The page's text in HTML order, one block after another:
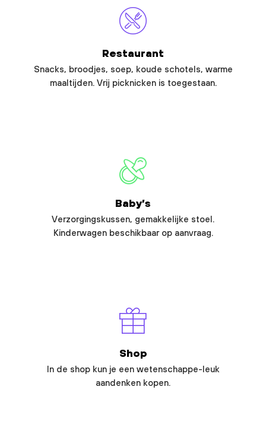
Restaurant
Snacks, broodjes, soep, koude schotels, warme
maaltijden. Vrij picknicken is toegestaan.
Baby’s
Verzorgingskussen, gemakkelijke stoel.
Kinderwagen beschikbaar op aanvraag.
Shop
In de shop kun je een wetenschappe-leuk
aandenken kopen.